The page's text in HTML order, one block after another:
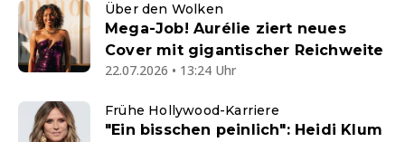
Über den Wolken
Mega-Job! Aurélie ziert neues
Cover mit gigantischer Reichweite
22.07.2026 • 13:24 Uhr
Frühe Hollywood-Karriere
"Ein bisschen peinlich": Heidi Klum